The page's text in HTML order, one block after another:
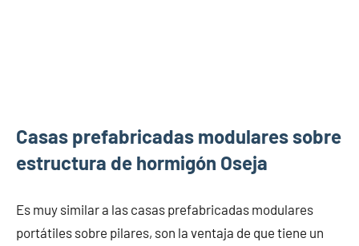
Casas prefabricadas modulares sobre
estructura de hormigón Oseja
Es muy similar a las casas prefabricadas modulares
portátiles sobre pilares, son la ventaja de que tiene un